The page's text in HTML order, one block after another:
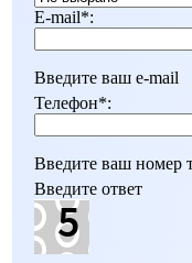
E-mail*:
Введите ваш e-mail
Телефон*:
Введите ваш номер
Введите ответ